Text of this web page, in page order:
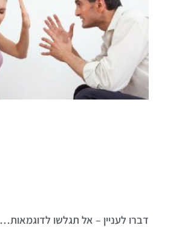
דברו לעניין – אל תגלשו לדוגמאות…